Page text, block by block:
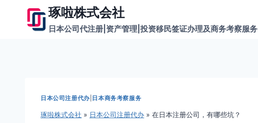
琢啦株式会社
日本公司代注册|资产管理|投资移民签证办理及商务考察服务
日本公司注册代办| 日本商务考察服务
琢啦株式会社 » 日本公司注册代办 » 在日本注册公司，有哪些坑？